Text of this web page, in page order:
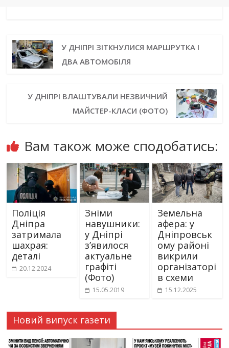
У ДНІПРІ ЗІТКНУЛИСЯ МАРШРУТКА І
ДВА АВТОМОБІЛЯ
У ДНІПРІ ВЛАШТУВАЛИ НЕЗВИЧНИЙ
МАЙСТЕР-КЛАСИ (ФОТО)
Вам також може сподобатись:
Поліція
Дніпра
затримала
шахрая:
деталі
20.12.2024
Зніми
навушники:
у Дніпрі
з’явилося
актуальне
графіті
(Фото)
15.05.2019
Земельна
афера: у
Дніпровськ
ому районі
викрили
організаторі
в схеми
15.12.2025
Новий випуск газети